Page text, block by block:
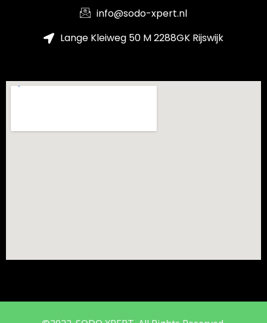
info@sodo-xpert.nl
Lange Kleiweg 50 M 2288GK Rijswijk